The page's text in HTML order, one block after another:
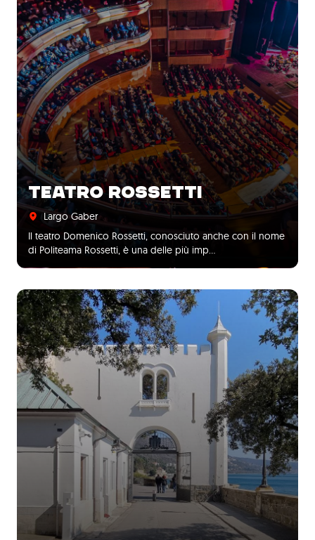
TEATRO ROSSETTI
Largo Gaber
Il teatro Domenico Rossetti, conosciuto anche con il nome
di Politeama Rossetti, è una delle più imp…